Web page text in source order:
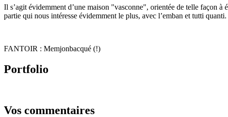
Il s’agit évidemment d’une maison "vasconne", orientée de telle façon à
partie qui nous intéresse évidemment le plus, avec l’emban et tutti quanti.
FANTOIR : Memjonbacqué (!)
Portfolio
Vos commentaires